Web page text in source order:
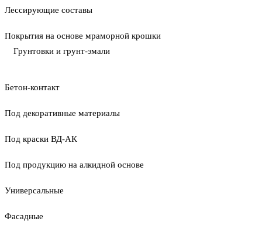
Лессирующие составы
Покрытия на основе мраморной крошки
Грунтовки и грунт-эмали
Бетон-контакт
Под декоративные материалы
Под краски ВД-АК
Под продукцию на алкидной основе
Универсальные
Фасадные